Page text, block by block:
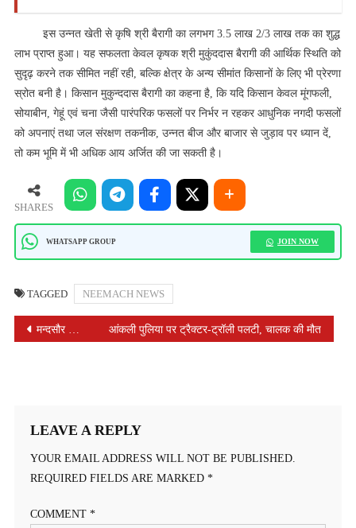
इस उन्नत खेती से कृषि श्री बैरागी का लगभग 3.5 लाख 2/3 लाख तक का शुद्ध
लाभ प्राप्त हुआ। यह सफलता केवल कृषक श्री मुकुंददास बैरागी की आर्थिक स्थिति को
सुदृढ़ करने तक सीमित नहीं रही, बल्कि क्षेत्र के अन्य सीमांत किसानों के लिए भी प्रेरणा
स्रोत बनी है। किसान मुकुन्‍ददास बैरागी का कहना है, कि यदि किसान केवल मूंगफली,
सोयाबीन, गेहूं एवं चना जैसी पारंपरिक फसलों पर निर्भर न रहकर आधुनिक नगदी फसलों
को अपनाएं तथा जल संरक्षण तकनीक, उन्नत बीज और बाजार से जुड़ाव पर ध्यान दें,
तो कम भूमि में भी अधिक आय अर्जित की जा सकती है।
SHARES
WHATSAPP GROUP JOIN NOW
TAGGED NEEMACH NEWS
POST
मन्दसौर के चैम्पियन बॉडीबिल्डर्स भी करेंगे सहभागिता आंकली पुलिया पर ट्रैक्टर-ट्रॉली पलटी, चालक की मौत
LEAVE A REPLY
YOUR EMAIL ADDRESS WILL NOT BE PUBLISHED.
REQUIRED FIELDS ARE MARKED *
COMMENT *